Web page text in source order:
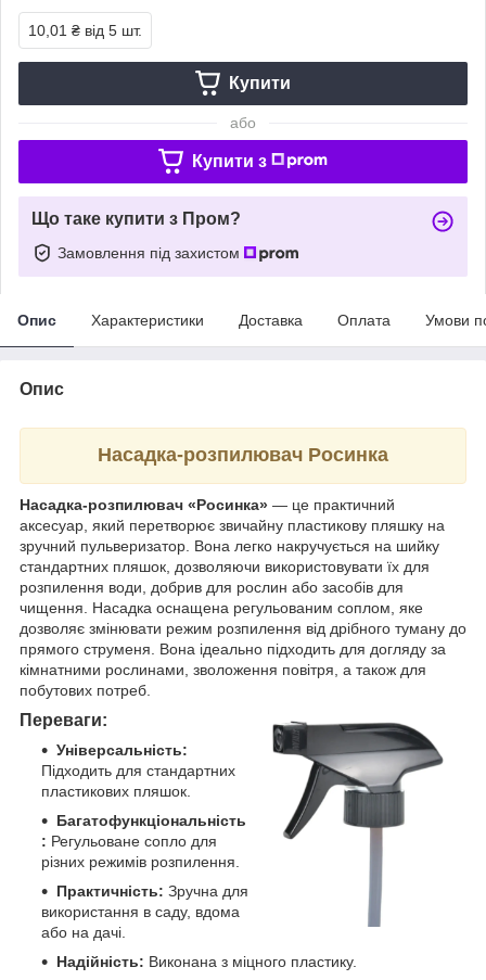
10,01 ₴ від 5 шт.
Купити
або
Купити з
Що таке купити з Пром?
Замовлення під захистом
Опис Характеристики Доставка Оплата Умови
Опис
Насадка-розпилювач Росинка
Насадка-розпилювач «Росинка» — це практичний
аксесуар, який перетворює звичайну пластикову пляшку на
зручний пульверизатор. Вона легко накручується на шийку
стандартних пляшок, дозволяючи використовувати їх для
розпилення води, добрив для рослин або засобів для
чищення. Насадка оснащена регульованим соплом, яке
дозволяє змінювати режим розпилення від дрібного туману до
прямого струменя. Вона ідеально підходить для догляду за
кімнатними рослинами, зволоження повітря, а також для
побутових потреб.
Переваги:
Універсальність:
Підходить для стандартних
пластикових пляшок.
Багатофункціональність
: Регульоване сопло для
різних режимів розпилення.
Практичність: Зручна для
використання в саду, вдома
або на дачі.
Надійність: Виконана з міцного пластику.